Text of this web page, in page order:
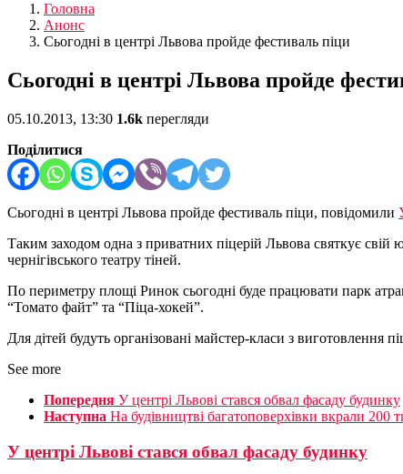
Головна
Анонс
Сьогодні в центрі Львова пройде фестиваль піци
Сьогодні в центрі Львова пройде
05.10.2013, 13:30 1.6k перегляди
Поділитися
Сьогодні в центрі Львова пройде фестиваль піци, повідомили
Таким заходом одна з приватних піцерій Львова святкує свій
чернігівського театру тіней.
По периметру площі Ринок сьогодні буде працювати парк
“Томато файт” та “Піца-хокей”.
Для дітей будуть організовані майстер-класи з виготовлення
See more
Попередня У центрі Львові стався обвал фасаду будинку
Наступна На будівництві багатоповерхівки вкрали 200
У центрі Львові стався обвал фасаду будинку